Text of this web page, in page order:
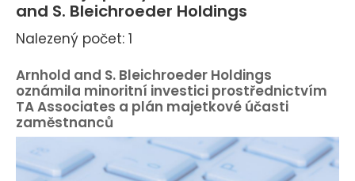
and S. Bleichroeder Holdings
Nalezený počet: 1
Arnhold and S. Bleichroeder Holdings
oznámila minoritní investici prostřednictvím
TA Associates a plán majetkové účasti
zaměstnanců